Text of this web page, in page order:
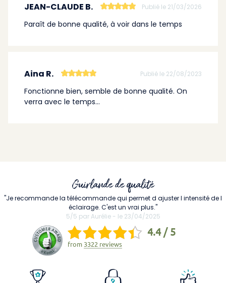
JEAN-CLAUDE B. Publié le 21/03/2026
Paraît de bonne qualité, à voir dans le temps
Aina R. Publié le 22/08/2023
Fonctionne bien, semble de bonne qualité. On
verra avec le temps...
Guirlande de qualité
"Je recommande la télécommande qui permet d ajuster l intensité de l
éclairage. C'est un vrai plus."
5/5 par Aurélie - le 23/04/2025
4.4 / 5
from 3322 reviews